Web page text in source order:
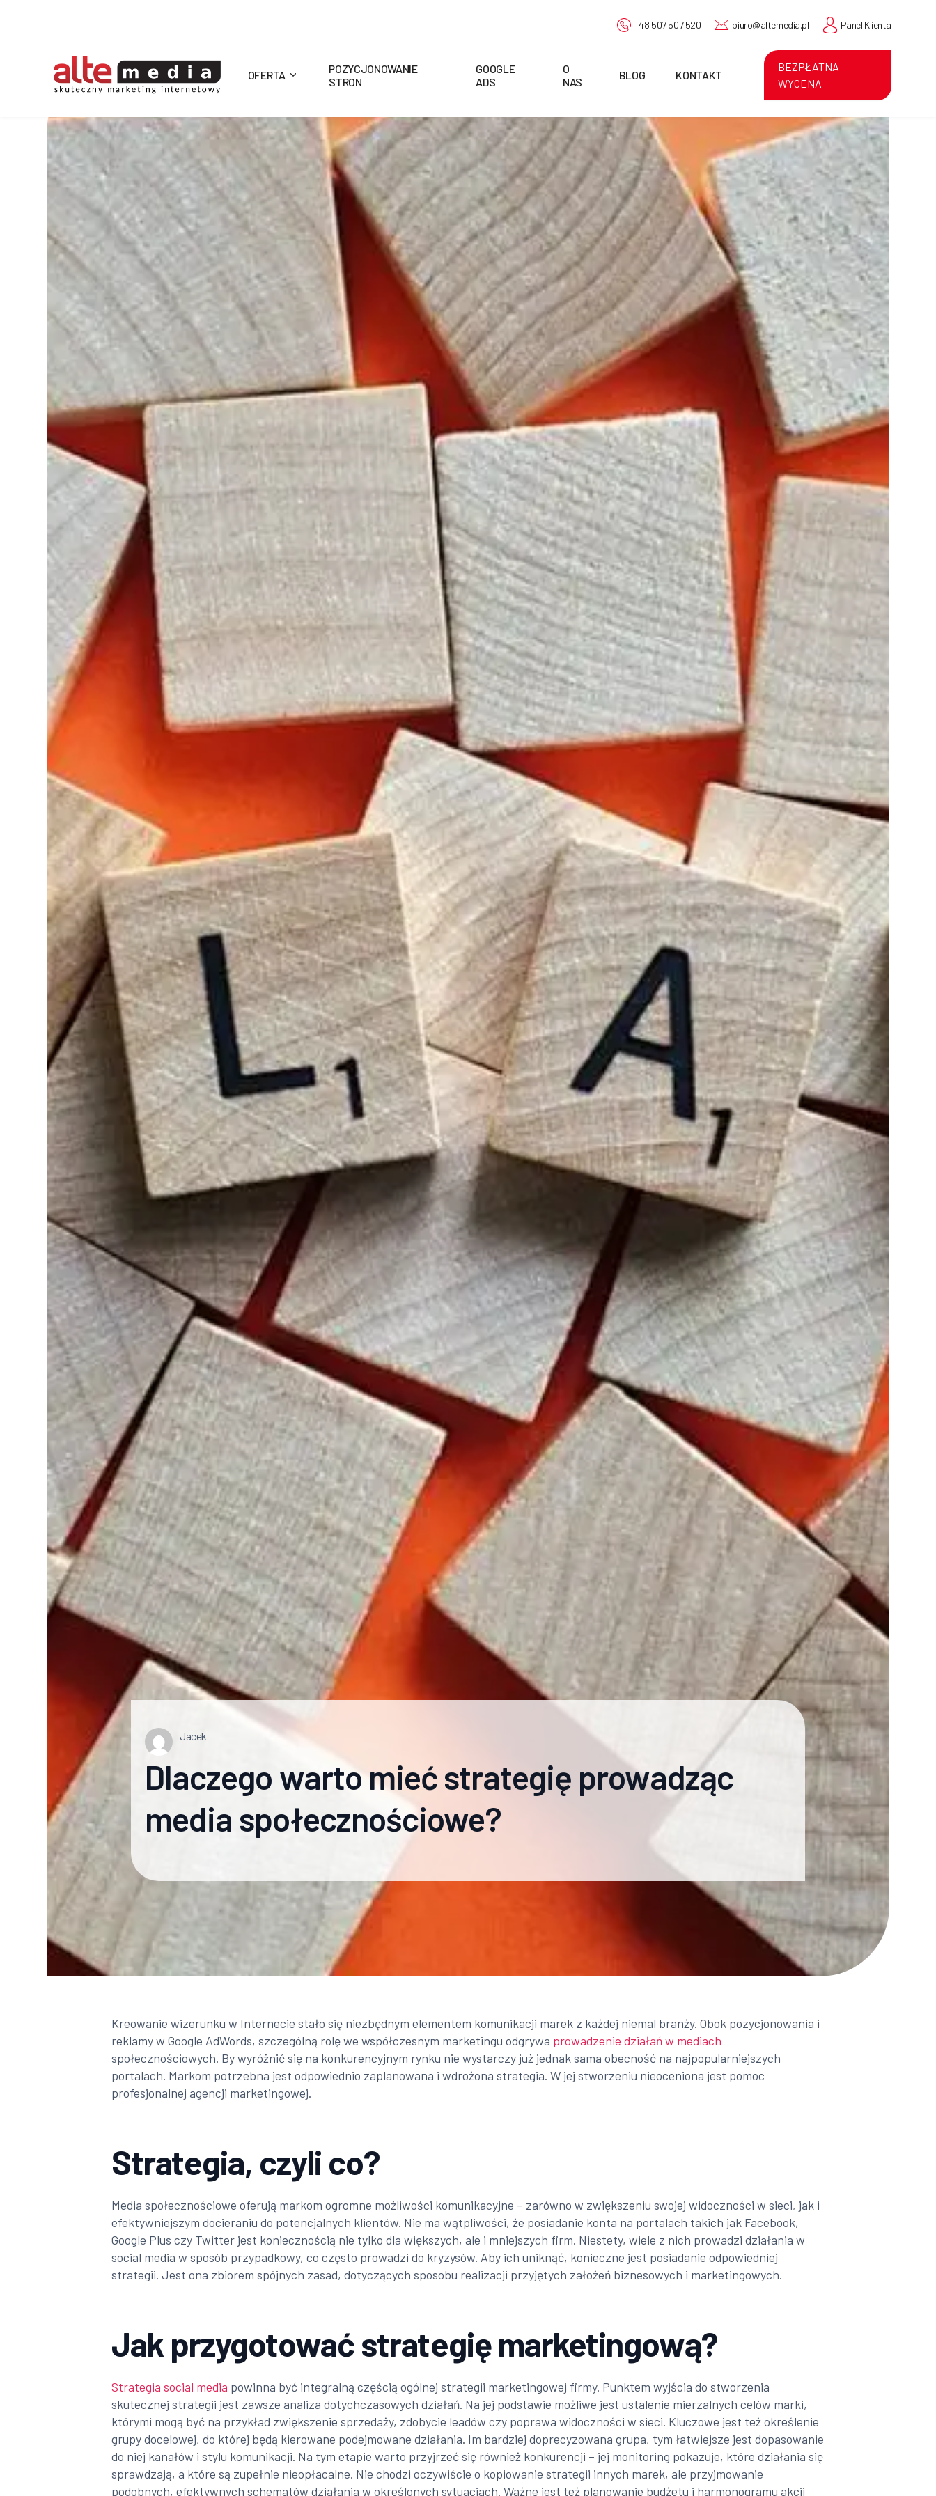
Alte
Media
+48 507 507 520 biuro@altemedia.pl Panel Klienta
OFERTA
POZYCJONOWANIE
STRON
GOOGLE
ADS
O
NAS
BLOG KONTAKT
BEZPŁATNA
WYCENA
Jacek
Dlaczego warto mieć strategię prowadząc
media społecznościowe?
Kreowanie wizerunku w Internecie stało się niezbędnym elementem komunikacji marek z każdej niemal branży. Obok pozycjonowania i
reklamy w Google AdWords, szczególną rolę we współczesnym marketingu odgrywa prowadzenie działań w mediach
społecznościowych. By wyróżnić się na konkurencyjnym rynku nie wystarczy już jednak sama obecność na najpopularniejszych
portalach. Markom potrzebna jest odpowiednio zaplanowana i wdrożona strategia. W jej stworzeniu nieoceniona jest pomoc
profesjonalnej agencji marketingowej.
Strategia, czyli co?
Media społecznościowe oferują markom ogromne możliwości komunikacyjne – zarówno w zwiększeniu swojej widoczności w sieci, jak i
efektywniejszym docieraniu do potencjalnych klientów. Nie ma wątpliwości, że posiadanie konta na portalach takich jak Facebook,
Google Plus czy Twitter jest koniecznością nie tylko dla większych, ale i mniejszych firm. Niestety, wiele z nich prowadzi działania w
social media w sposób przypadkowy, co często prowadzi do kryzysów. Aby ich uniknąć, konieczne jest posiadanie odpowiedniej
strategii. Jest ona zbiorem spójnych zasad, dotyczących sposobu realizacji przyjętych założeń biznesowych i marketingowych.
Jak przygotować strategię marketingową?
Strategia social media powinna być integralną częścią ogólnej strategii marketingowej firmy. Punktem wyjścia do stworzenia
skutecznej strategii jest zawsze analiza dotychczasowych działań. Na jej podstawie możliwe jest ustalenie mierzalnych celów marki,
którymi mogą być na przykład zwiększenie sprzedaży, zdobycie leadów czy poprawa widoczności w sieci. Kluczowe jest też określenie
grupy docelowej, do której będą kierowane podejmowane działania. Im bardziej doprecyzowana grupa, tym łatwiejsze jest dopasowanie
do niej kanałów i stylu komunikacji. Na tym etapie warto przyjrzeć się również konkurencji – jej monitoring pokazuje, które działania się
sprawdzają, a które są zupełnie nieopłacalne. Nie chodzi oczywiście o kopiowanie strategii innych marek, ale przyjmowanie
podobnych, efektywnych schematów działania w określonych sytuacjach. Ważne jest też planowanie budżetu i harmonogramu akcji